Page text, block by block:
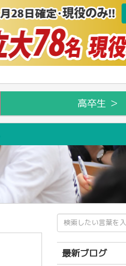
高卒生 ＞
検
索
結
果:
最新ブログ